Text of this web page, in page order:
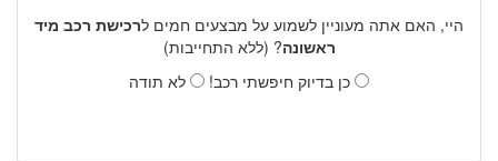
היי, האם אתה מעוניין לשמוע על מבצעים חמים לרכישת רכב מיד
ראשונה? (ללא התחייבות)
כן בדיוק חיפשתי רכב!
לא תודה